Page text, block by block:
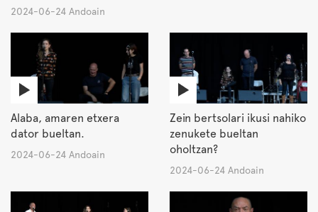
2024-06-24 Andoain
Alaba, amaren etxera
dator bueltan.
2024-06-24 Andoain
Zein bertsolari ikusi nahiko
zenukete bueltan
oholtzan?
2024-06-24 Andoain